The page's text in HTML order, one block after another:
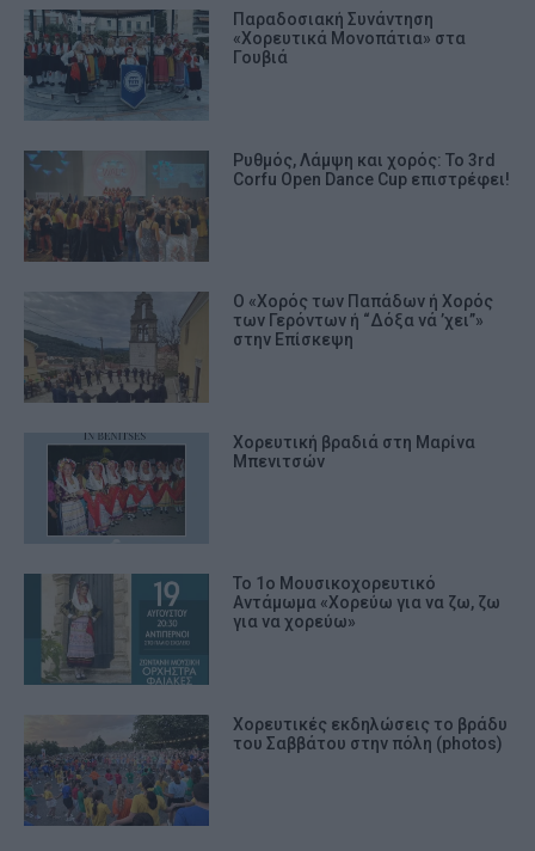
Παραδοσιακή Συνάντηση
«Χορευτικά Μονοπάτια» στα
Γουβιά
Ρυθμός, Λάμψη και χορός: Το 3rd
Corfu Open Dance Cup επιστρέφει!
Ο «Χορός των Παπάδων ή Χορός
των Γερόντων ή “Δόξα νά ’χει”»
στην Επίσκεψη
Χορευτική βραδιά στη Μαρίνα
Μπενιτσών
Το 1ο Μουσικοχορευτικό
Αντάμωμα «Χορεύω για να ζω, ζω
για να χορεύω»
Χορευτικές εκδηλώσεις το βράδυ
του Σαββάτου στην πόλη (photos)